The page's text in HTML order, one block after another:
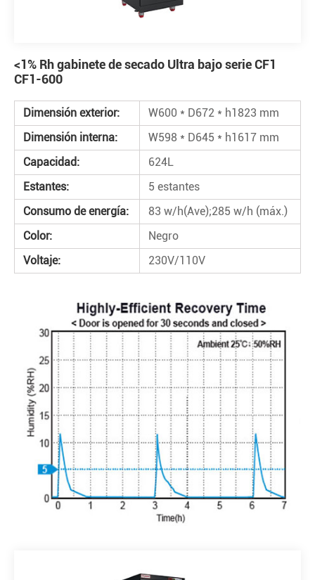
<1% Rh gabinete de secado Ultra bajo serie CF1
CF1-600
Dimensión exterior:
W600 * D672 * h1823 mm
Dimensión interna:
W598 * D645 * h1617 mm
Capacidad:
624L
Estantes:
5 estantes
Consumo de energía:
83 w/h(Ave);285 w/h (máx.)
Color:
Negro
Voltaje:
230V/110V